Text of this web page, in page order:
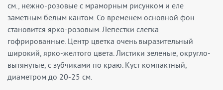
см., нежно-розовые с мраморным рисунком и еле
заметным белым кантом. Со временем основной фон
становится ярко-розовым. Лепестки слегка
гофрированные. Центр цветка очень выразительный
широкий, ярко-желтого цвета. Листики зеленые, округло-
вытянутые, с зубчиками по краю. Куст компактный,
диаметром до 20-25 см.